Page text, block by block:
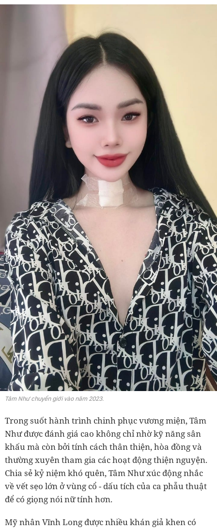
Tâm Như chuyển giới vào năm 2023.
Trong suốt hành trình chinh phục vương miện, Tâm
Như được đánh giá cao không chỉ nhờ kỹ năng sân
khấu mà còn bởi tính cách thân thiện, hòa đồng và
thường xuyên tham gia các hoạt động thiện nguyện.
Chia sẻ kỷ niệm khó quên, Tâm Như xúc động nhắc
về vết sẹo lớn ở vùng cổ - dấu tích của ca phẫu thuật
để có giọng nói nữ tính hơn.
Mỹ nhân Vĩnh Long được nhiều khán giả khen có